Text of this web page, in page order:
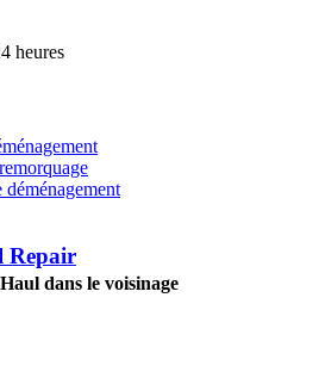
heures
déménagement
Repair
dans le voisinage